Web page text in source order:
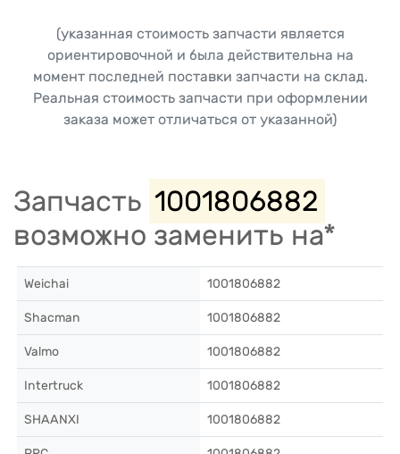
(указанная стоимость запчасти является
ориентировочной и была действительна на
момент последней поставки запчасти на склад.
Реальная стоимость запчасти при оформлении
заказа может отличаться от указанной)
Запчасть 1001806882
возможно заменить на*
Weichai 1001806882
Shacman 1001806882
Valmo 1001806882
Intertruck 1001806882
SHAANXI 1001806882